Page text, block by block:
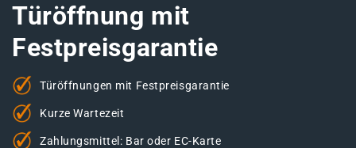
Türöffnung mit
Festpreisgarantie
Türöffnungen mit Festpreisgarantie
Kurze Wartezeit
Zahlungsmittel: Bar oder EC-Karte